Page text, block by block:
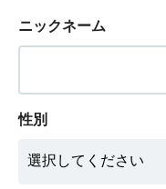
ニックネーム
性別